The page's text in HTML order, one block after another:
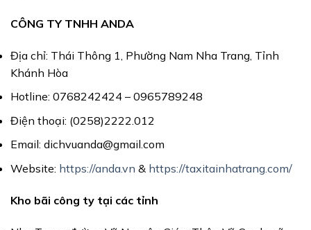
CÔNG TY TNHH ANDA
Địa chỉ: Thái Thông 1, Phường Nam Nha Trang, Tỉnh
Khánh Hòa
Hotline: 0768242424 – 0965789248
Điện thoại: (0258)2222.012
Email: dichvuanda@gmail.com
Website: https://anda.vn & https://taxitainhatrang.com/
Kho bãi công ty tại các tỉnh